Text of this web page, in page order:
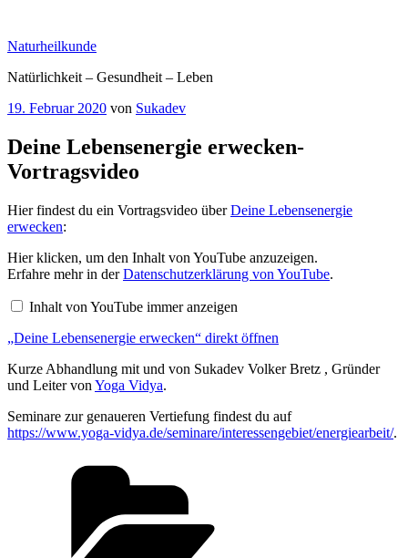
springen
Naturheilkunde
Natürlichkeit – Gesundheit – Leben
Veröffentlicht
19. Februar 2020 von Sukadev
Deine Lebensenergie erwecken-
Vortragsvideo
Hier findest du ein Vortragsvideo überDeine Lebensenergie
erwecken:
„Deine
Lebensenergie
erwecken“
YouTube
Hier klicken, um den Inhalt von YouTube anzuzeigen.
Erfahre mehr in derDatenschutzerklärung von YouTube.
Inhalt von YouTube immer anzeigen
„Deine Lebensenergie erwecken“ direkt öffnen
Kurze Abhandlung mit und von Sukadev Volker Bretz , Gründer
und Leiter von Yoga Vidya.
Seminare zur genaueren Vertiefung findest du auf
https://www.yoga-vidya.de/seminare/interessengebiet/energiearbeit/.